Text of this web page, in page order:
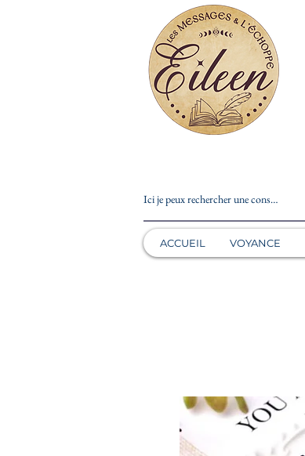
ACCUEIL VOYANCE